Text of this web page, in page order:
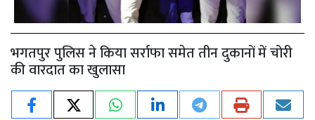
भगतपुर पुलिस ने किया सर्राफा समेत तीन दुकानों में चोरी
की वारदात का खुलासा